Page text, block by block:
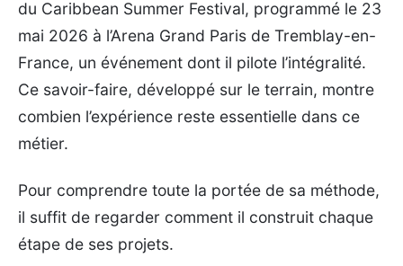
du Caribbean Summer Festival, programmé le 23
mai 2026 à l’Arena Grand Paris de Tremblay-en-
France, un événement dont il pilote l’intégralité.
Ce savoir-faire, développé sur le terrain, montre
combien l’expérience reste essentielle dans ce
métier.
Pour comprendre toute la portée de sa méthode,
il suffit de regarder comment il construit chaque
étape de ses projets.